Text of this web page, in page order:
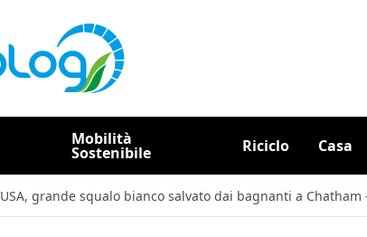
Mobilità
Sostenibile Riciclo Casa
USA, grande squalo bianco salvato dai bagnanti a Chatham